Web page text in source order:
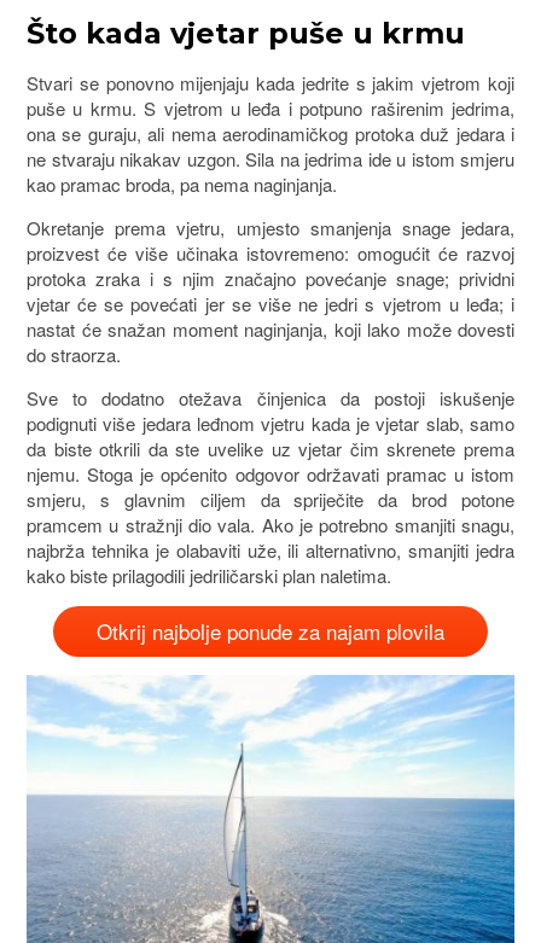
Što kada vjetar puše u krmu
Stvari se ponovno mijenjaju kada jedrite s jakim vjetrom koji
puše u krmu. S vjetrom u leđa i potpuno raširenim jedrima,
ona se guraju, ali nema aerodinamičkog protoka duž jedara i
ne stvaraju nikakav uzgon. Sila na jedrima ide u istom smjeru
kao pramac broda, pa nema naginjanja.
Okretanje prema vjetru, umjesto smanjenja snage jedara,
proizvest će više učinaka istovremeno: omogućit će razvoj
protoka zraka i s njim značajno povećanje snage; prividni
vjetar će se povećati jer se više ne jedri s vjetrom u leđa; i
nastat će snažan moment naginjanja, koji lako može dovesti
do straorza.
Sve to dodatno otežava činjenica da postoji iskušenje
podignuti više jedara leđnom vjetru kada je vjetar slab, samo
da biste otkrili da ste uvelike uz vjetar čim skrenete prema
njemu. Stoga je općenito odgovor održavati pramac u istom
smjeru, s glavnim ciljem da spriječite da brod potone
pramcem u stražnji dio vala. Ako je potrebno smanjiti snagu,
najbrža tehnika je olabaviti uže, ili alternativno, smanjiti jedra
kako biste prilagodili jedriličarski plan naletima.
Otkrij najbolje ponude za najam plovila